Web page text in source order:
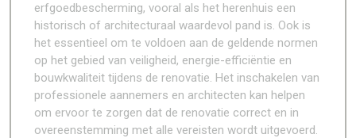
erfgoedbescherming, vooral als het herenhuis een
historisch of architecturaal waardevol pand is. Ook is
het essentieel om te voldoen aan de geldende normen
op het gebied van veiligheid, energie-efficiëntie en
bouwkwaliteit tijdens de renovatie. Het inschakelen van
professionele aannemers en architecten kan helpen
om ervoor te zorgen dat de renovatie correct en in
overeenstemming met alle vereisten wordt uitgevoerd.